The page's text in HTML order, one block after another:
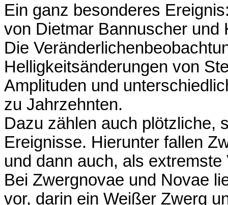
Ein ganz besonderes
von Dietmar Bannuscher und
Die
Helligkeitsänderungen von
Amplituden und
zu Jahrzehnten.
Dazu zählen auch plötzliche,
Ereignisse. Hierunter fallen
und dann auch, als
Bei Zwergnovae und Novae
vor, darin ein Weißer Zwerg